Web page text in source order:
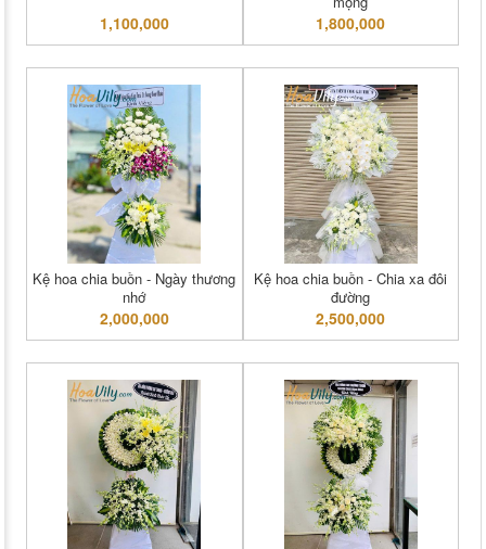
1,100,000 1,800,000
Kệ hoa chia buồn - Ngày thương
nhớ
2,000,000
Kệ hoa chia buồn - Chia xa đôi
đường
2,500,000